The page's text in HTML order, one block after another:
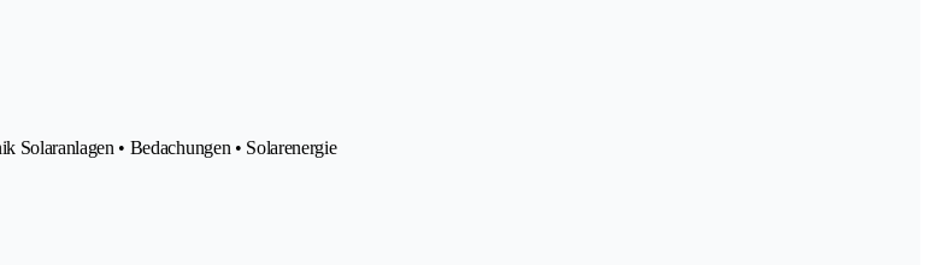
Solaranlagen • Bedachungen • Solarenergie